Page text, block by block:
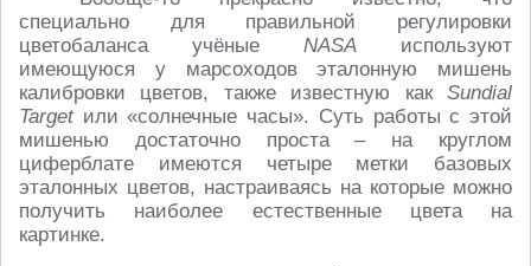
специально для правильной регулировки
цветобаланса учёные NASA используют
имеющуюся у марсоходов эталонную мишень
калибровки цветов, также известную как Sundial
Targetили «солнечные часы». Суть работы с этой
мишенью достаточно проста – на круглом
циферблате имеются четыре метки базовых
эталонных цветов, настраиваясь на которые можно
получить наиболее естественные цвета на
картинке.